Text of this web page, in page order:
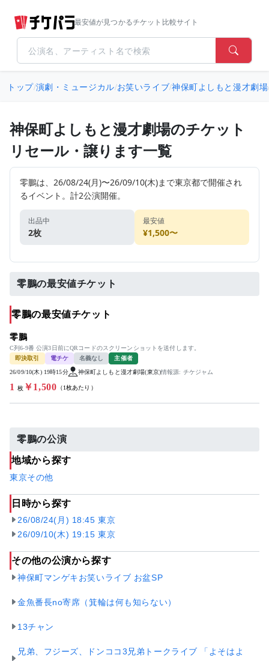
最安値が見つかるチケット比較サイト
トップ/演劇・ミュージカル/お笑いライブ/神保町よしもと漫才劇場
神保町よしもと漫才劇場のチケット
リセール・譲ります一覧
零鵬は、26/08/24(月)〜26/09/10(木)まで東京都で開催され
るイベント。計2公演開催。
出品中
2枚
最安値
¥1,500〜
零鵬の最安値チケット
零鵬の最安値チケット
零鵬
C列6-9番 公演3日前にQRコードのスクリーンショットを送付します。
即決取引
電チケ 名義なし 主催者
26/09/10(木) 19時15分 神保町よしもと漫才劇場(東京)情報源: チケジャム
1 枚￥1,500 （1枚あたり）
零鵬の公演
地域から探す
東京その他
日時から探す
26/08/24(月) 18:45 東京
26/09/10(木) 19:15 東京
その他の公演から探す
神保町マンゲキお笑いライブ お盆SP
金魚番長no寄席（箕輪は何も知らない）
13チャン
兄弟、フジーズ、ドンココ3兄弟トークライブ 「よそはよ